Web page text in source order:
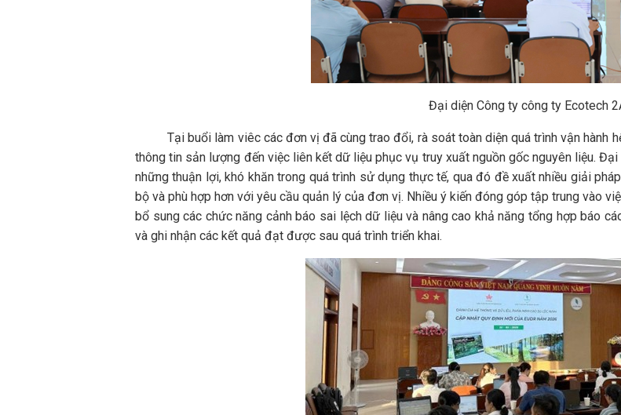
Đại diện Công ty công ty Ecotech
Tại buổi làm viêc các đơn vị đã cùng trao đổi, rà soát toàn diện quá trình vận hành
thông tin sản lượng đến việc liên kết dữ liệu phục vụ truy xuất nguồn gốc nguyên liệu.
những thuận lợi, khó khăn trong quá trình sử dụng thực tế, qua đó đề xuất nhiều giải
bộ và phù hợp hơn với yêu cầu quản lý của đơn vị. Nhiều ý kiến đóng góp tập trung vào
bổ sung các chức năng cảnh báo sai lệch dữ liệu và nâng cao khả năng tổng hợp báo
và ghi nhận các kết quả đạt được sau quá trình triển khai.